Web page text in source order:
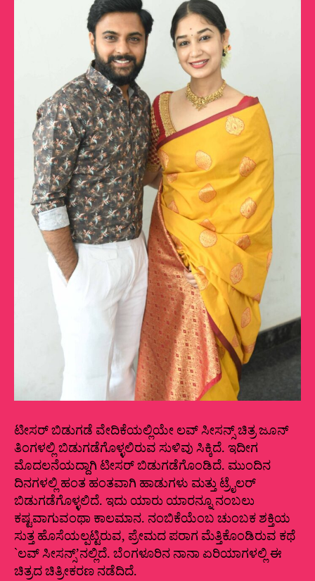
ಟೀಸರ್ ಬಿಡುಗಡೆ ವೇದಿಕೆಯಲ್ಲಿಯೇ ಲವ್ ಸೀಸನ್ಸ್ ಚಿತ್ರ ಜೂನ್
ತಿಂಗಳಲ್ಲಿ ಬಿಡುಗಡೆಗೊಳ್ಳಲಿರುವ ಸುಳಿವು ಸಿಕ್ಕಿದೆ. ಇದೀಗ
ಮೊದಲನೆಯದ್ದಾಗಿ ಟೀಸರ್ ಬಿಡುಗಡೆಗೊಂಡಿದೆ. ಮುಂದಿನ
ದಿನಗಳಲ್ಲಿ ಹಂತ ಹಂತವಾಗಿ ಹಾಡುಗಳು ಮತ್ತು ಟ್ರೈಲರ್
ಬಿಡುಗಡೆಗೊಳ್ಳಲಿದೆ. ಇದು ಯಾರು ಯಾರನ್ನೂ ನಂಬಲು
ಕಷ್ಟವಾಗುವಂಥಾ ಕಾಲಮಾನ. ನಂಬಿಕೆಯೆಂಬ ಚುಂಬಕ ಶಕ್ತಿಯ
ಸುತ್ತ ಹೊಸೆಯಲ್ಪಟ್ಟಿರುವ, ಪ್ರೇಮದ ಪರಾಗ ಮೆತ್ತಿಕೊಂಡಿರುವ ಕಥೆ
`ಲವ್ ಸೀಸನ್ಸ್’ನಲ್ಲಿದೆ. ಬೆಂಗಳೂರಿನ ನಾನಾ ಏರಿಯಾಗಳಲ್ಲಿ ಈ
ಚಿತ್ರದ ಚಿತ್ರೀಕರಣ ನಡೆದಿದೆ.